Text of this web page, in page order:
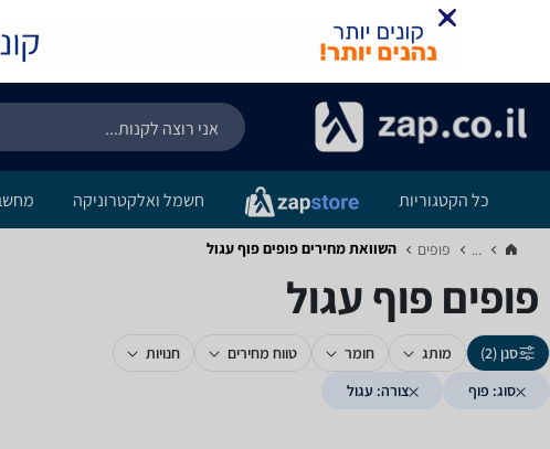
כל הקטגוריות חשמל ואלקטרוניקה
... פופים‏ השוואת מחירים פופים ‏פוף ‏עגול
פופים ‏פוף ‏עגול
סנן (2) מותג חומר טווח מחירים
חנויות
סוג: פוף
צורה: עגול